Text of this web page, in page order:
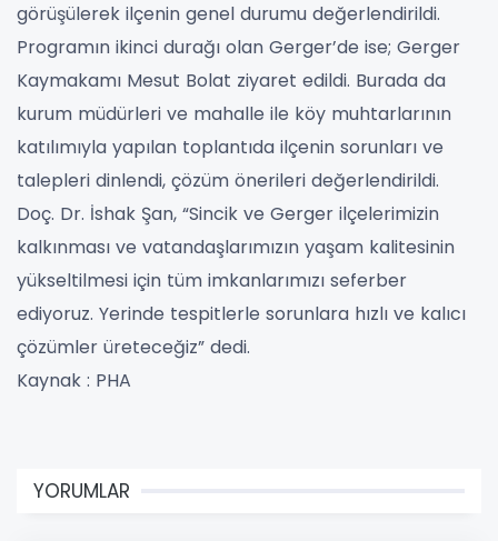
görüşülerek ilçenin genel durumu değerlendirildi.
Programın ikinci durağı olan Gerger’de ise; Gerger
Kaymakamı Mesut Bolat ziyaret edildi. Burada da
kurum müdürleri ve mahalle ile köy muhtarlarının
katılımıyla yapılan toplantıda ilçenin sorunları ve
talepleri dinlendi, çözüm önerileri değerlendirildi.
Doç. Dr. İshak Şan, “Sincik ve Gerger ilçelerimizin
kalkınması ve vatandaşlarımızın yaşam kalitesinin
yükseltilmesi için tüm imkanlarımızı seferber
ediyoruz. Yerinde tespitlerle sorunlara hızlı ve kalıcı
çözümler üreteceğiz” dedi.
Kaynak : PHA
YORUMLAR